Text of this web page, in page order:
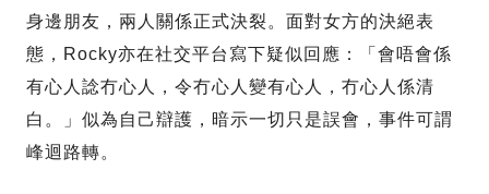
身邊朋友，兩人關係正式決裂。面對女方的決絕表
態，Rocky亦在社交平台寫下疑似回應：「會唔會係
有心人諗冇心人，令冇心人變有心人，冇心人係清
白。」似為自己辯護，暗示一切只是誤會，事件可謂
峰迴路轉。